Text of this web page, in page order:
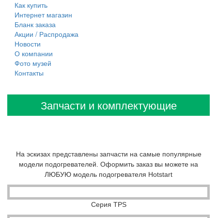
Как купить
Интернет магазин
Бланк заказа
Акции / Распродажа
Новости
О компании
Фото музей
Контакты
Запчасти и комплектующие
На эскизах представлены запчасти на самые популярные
модели подогревателей. Оформить заказ вы можете на
ЛЮБУЮ модель подогревателя Hotstart
Серия TPS